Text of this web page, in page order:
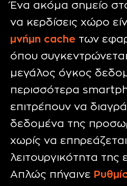
Ένα ακόμα σημείο
να κερδίσεις χώρο
μνήμη cache των
όπου
μεγάλος όγκος
περισσότερα
επιτρέπουν να
δεδομένα της
χωρίς να
λειτουργικότητα της
Απλώς πήγαινε